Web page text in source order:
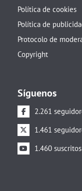
Política de cookies
Política de
Protocolo de
Copyright
Síguenos
2.261
1.461
1.460 suscritos